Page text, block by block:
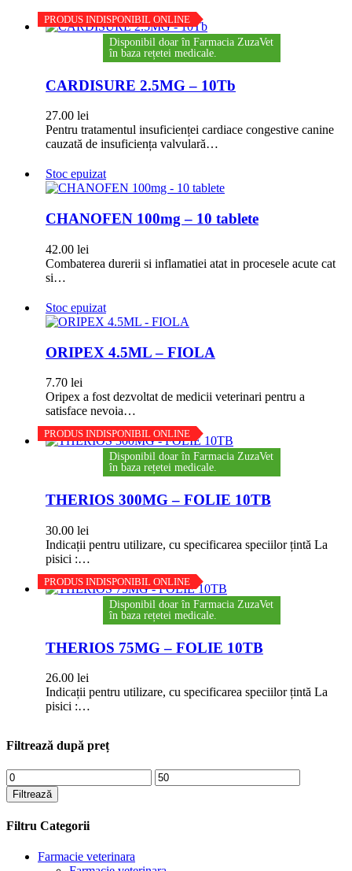
PRODUS INDISPONIBIL ONLINE
Disponibil doar în Farmacia ZuzaVet
în baza rețetei medicale.
CARDISURE 2.5MG – 10Tb
27.00 lei
Pentru tratamentul insuficienței cardiace congestive canine
cauzată de insuficiența valvulară…
Stoc epuizat
CHANOFEN 100mg – 10 tablete
42.00 lei
Combaterea durerii si inflamatiei atat in procesele acute cat
si…
Stoc epuizat
ORIPEX 4.5ML – FIOLA
7.70 lei
Oripex a fost dezvoltat de medicii veterinari pentru a
satisface nevoia…
PRODUS INDISPONIBIL ONLINE
Disponibil doar în Farmacia ZuzaVet
în baza rețetei medicale.
THERIOS 300MG – FOLIE 10TB
30.00 lei
Indicații pentru utilizare, cu specificarea speciilor țintă La
pisici :…
PRODUS INDISPONIBIL ONLINE
Disponibil doar în Farmacia ZuzaVet
în baza rețetei medicale.
THERIOS 75MG – FOLIE 10TB
26.00 lei
Indicații pentru utilizare, cu specificarea speciilor țintă La
pisici :…
Filtrează după preț
Preț
minim
Preț
maxim
Filtrează
Filtru Categorii
Farmacie veterinara